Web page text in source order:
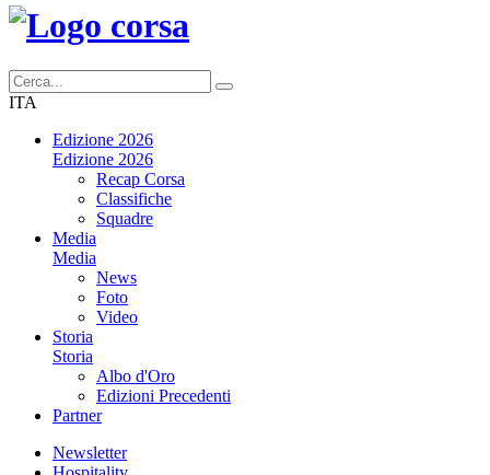
ITA
Edizione 2026
Edizione 2026
Recap Corsa
Classifiche
Squadre
Media
Media
News
Foto
Video
Storia
Storia
Albo d'Oro
Edizioni Precedenti
Partner
Newsletter